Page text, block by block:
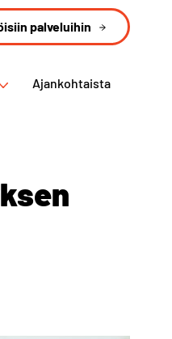
palveluihin
Ajankohtaista